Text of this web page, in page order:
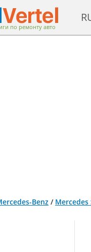
по ремонту авто
Benz /